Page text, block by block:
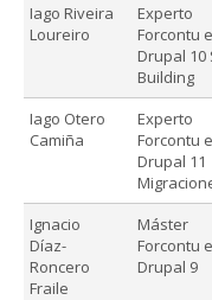
Iago Riveira
Loureiro
Experto
Forcontu
Drupal 10
Building
Iago Otero
Camiña
Experto
Forcontu
Drupal 11
Ignacio
Díaz-
Roncero
Fraile
Máster
Forcontu
Drupal 9